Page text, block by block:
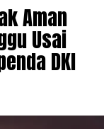
Aman
Usai
DKI